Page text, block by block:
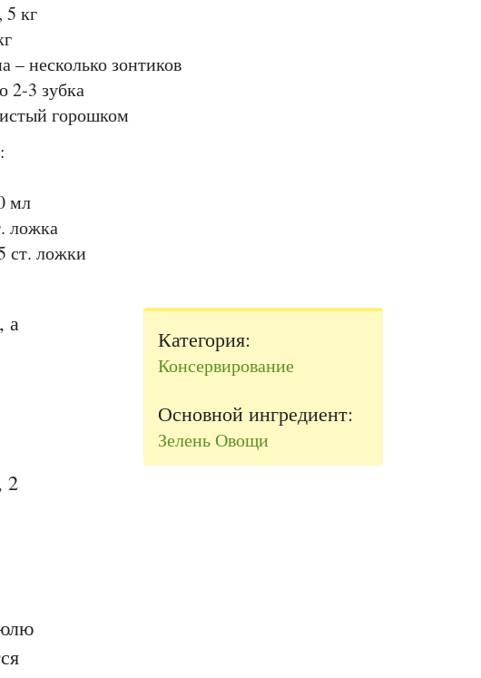
5 кг
– несколько зонтиков
2-3 зубка
горошком
:
мл
ложка
ст. ложки
а
2
Категория:
Консервирование
Основной ингредиент:
ЗеленьОвощи